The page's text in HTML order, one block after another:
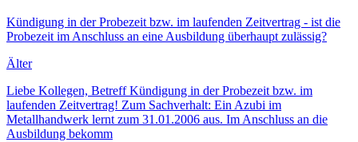
Kündigung in der Probezeit bzw. im laufenden Zeitvertrag - ist die
Probezeit im Anschluss an eine Ausbildung überhaupt zulässig?
Älter
Liebe Kollegen, Betreff Kündigung in der Probezeit bzw. im
laufenden Zeitvertrag! Zum Sachverhalt: Ein Azubi im
Metallhandwerk lernt zum 31.01.2006 aus. Im Anschluss an die
Ausbildung bekomm